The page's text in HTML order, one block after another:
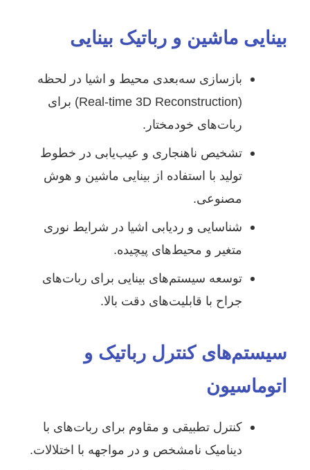
بینایی ماشین و رباتیک بینایی
بازسازی سه‌بعدی محیط و اشیا در لحظه
(Real-time 3D Reconstruction) برای
ربات‌های خودمختار.
تشخیص ناهنجاری و عیب‌یابی در خطوط
تولید با استفاده از بینایی ماشین و هوش
مصنوعی.
شناسایی و ردیابی اشیا در شرایط نوری
متغیر و محیط‌های پیچیده.
توسعه سیستم‌های بینایی برای ربات‌های
جراح با قابلیت‌های دقت بالا.
سیستم‌های کنترل رباتیک و
اتوماسیون
کنترل تطبیقی و مقاوم برای ربات‌های با
دینامیک نامشخص و در مواجهه با اختلالات.